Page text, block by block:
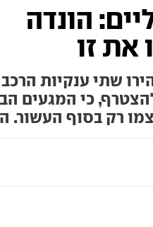
הונדה
את זו
שתי ענקיות הרכב
כי המגעים
רק בסוף העשור.